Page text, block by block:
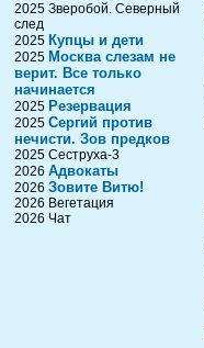
2025 Зверобой. Северный
след
2025 Купцы и дети
2025 Москва слезам не
верит. Все только
начинается
2025 Резервация
2025 Сергий против
нечисти. Зов предков
2025 Сеструха-3
2026 Адвокаты
2026 Зовите Витю!
2026 Вегетация
2026 Чат